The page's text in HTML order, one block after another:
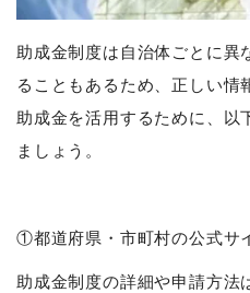
助成金制度は自治体ごとに異
ることもあるため、正しい情
助成金を活用するために、以
ましょう。
①都道府県・市町村の公式サ
助成金制度の詳細や申請方法